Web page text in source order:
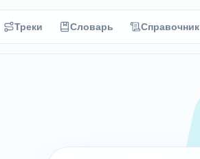
Треки Словарь Справочник